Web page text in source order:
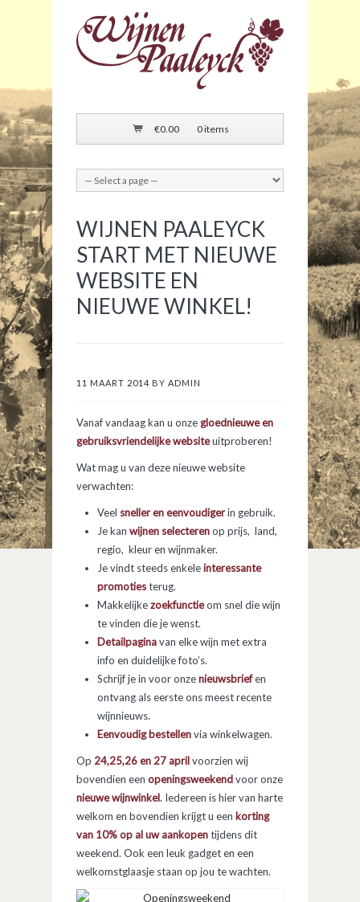
€0.00 0 items
WIJNEN PAALEYCK
START MET NIEUWE
WEBSITE EN
NIEUWE WINKEL!
11 MAART 2014 BY ADMIN
Vanaf vandaag kan u onzegloednieuwe en
gebruiksvriendelijke websiteuitproberen!
Wat mag u van deze nieuwe website
verwachten:
Veel sneller en eenvoudigerin gebruik.
Je kan wijnen selecterenop prijs, land,
regio, kleur en wijnmaker.
Je vindt steeds enkeleinteressante
promotiesterug.
Makkelijkezoekfunctieom snel die wijn
te vinden die je wenst.
Detailpaginavan elke wijn met extra
info en duidelijke foto’s.
Schrijf je in voor onzenieuwsbriefen
ontvang als eerste ons meest recente
wijnnieuws.
Eenvoudig bestellenvia winkelwagen.
Op 24,25,26 en 27 aprilvoorzien wij
bovendien een openingsweekendvoor onze
nieuwe wijnwinkel. Iedereen is hier van harte
welkom en bovendien krijgt u een korting
van 10% op al uw aankopentijdens dit
weekend. Ook een leuk gadget en een
welkomstglaasje staan op jou te wachten.